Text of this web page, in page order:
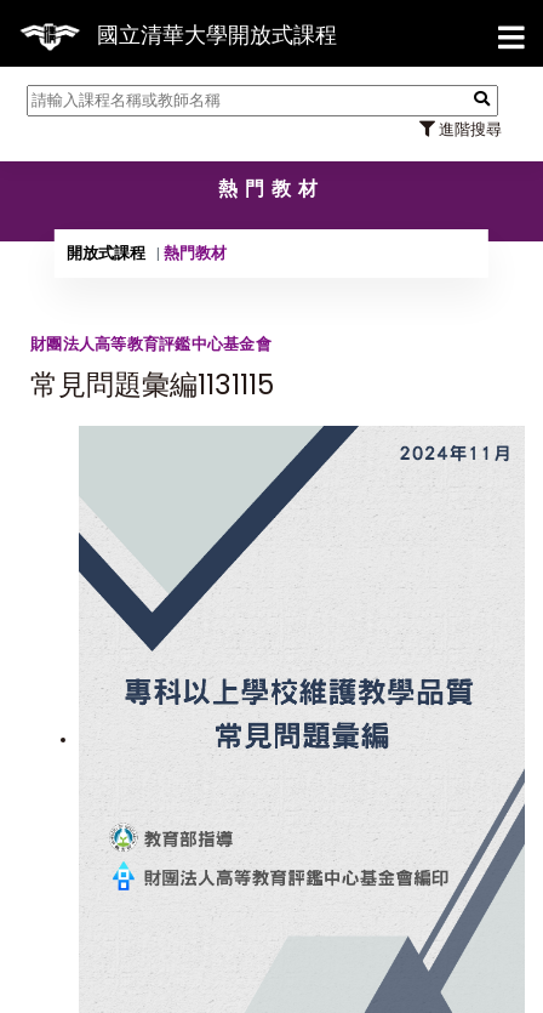
國立清華大學開放式課程
進階搜尋
【7/31】114學
熱門教材
開放式課程 熱門教材
財團法人高等教育評鑑中心基金會
常見問題彙編1131115